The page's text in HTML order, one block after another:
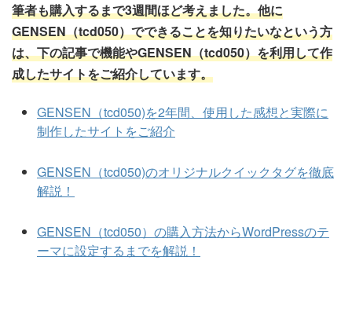
筆者も購入するまで3週間ほど考えました。他に
GENSEN（tcd050）でできることを知りたいなという方
は、下の記事で機能やGENSEN（tcd050）を利用して作
成したサイトをご紹介しています。
GENSEN（tcd050)を2年間、使用した感想と実際に
制作したサイトをご紹介
GENSEN（tcd050)のオリジナルクイックタグを徹底
解説！
GENSEN（tcd050）の購入方法からWordPressのテ
ーマに設定するまでを解説！